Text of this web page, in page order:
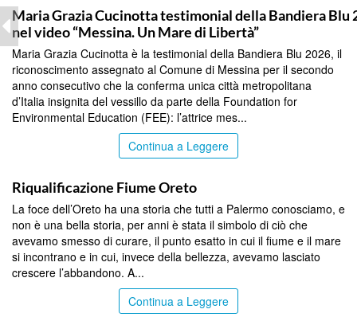
Maria Grazia Cucinotta testimonial della Bandiera Blu
nel video “Messina. Un Mare di Libertà”
Maria Grazia Cucinotta è la testimonial della Bandiera Blu 2026, il
riconoscimento assegnato al Comune di Messina per il secondo
anno consecutivo che la conferma unica città metropolitana
d’Italia insignita del vessillo da parte della Foundation for
Environmental Education (FEE): l’attrice mes...
Continua a Leggere
Riqualificazione Fiume Oreto
La foce dell’Oreto ha una storia che tutti a Palermo conosciamo, e
non è una bella storia, per anni è stata il simbolo di ciò che
avevamo smesso di curare, il punto esatto in cui il fiume e il mare
si incontrano e in cui, invece della bellezza, avevamo lasciato
crescere l’abbandono. A...
Continua a Leggere